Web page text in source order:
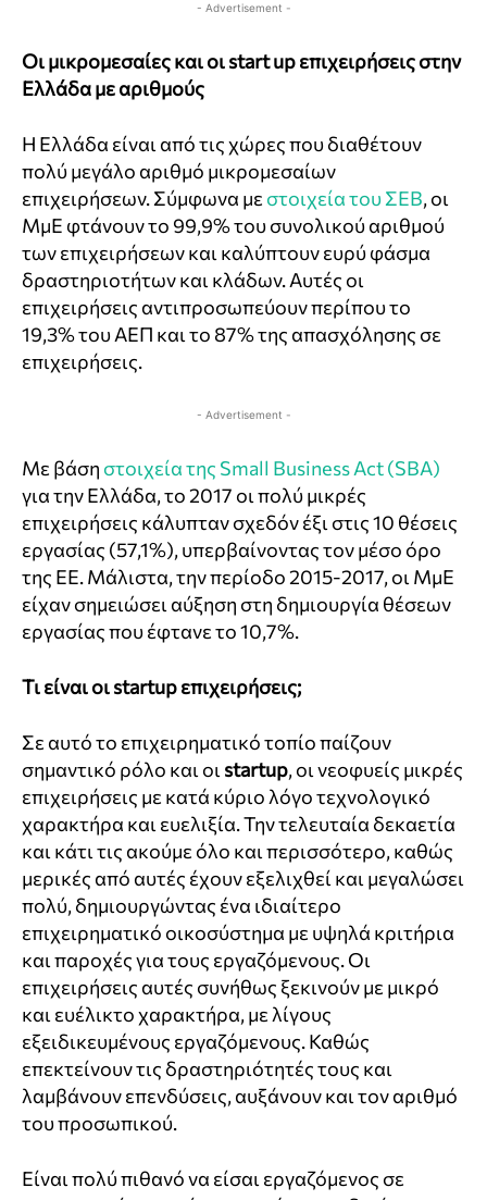
- Advertisement -
Οι μικρομεσαίες και οι start up επιχειρήσεις στην
Ελλάδα με αριθμούς
Η Ελλάδα είναι από τις χώρες που διαθέτουν
πολύ μεγάλο αριθμό μικρομεσαίων
επιχειρήσεων. Σύμφωνα με στοιχεία του ΣΕΒ, οι
ΜμΕ φτάνουν το 99,9% του συνολικού αριθμού
των επιχειρήσεων και καλύπτουν ευρύ φάσμα
δραστηριοτήτων και κλάδων. Αυτές οι
επιχειρήσεις αντιπροσωπεύουν περίπου το
19,3% του ΑΕΠ και το 87% της απασχόλησης σε
επιχειρήσεις.
- Advertisement -
Με βάση στοιχεία της Small Business Act (SBA)
για την Ελλάδα, το 2017 οι πολύ μικρές
επιχειρήσεις κάλυπταν σχεδόν έξι στις 10 θέσεις
εργασίας (57,1%), υπερβαίνοντας τον μέσο όρο
της ΕΕ. Μάλιστα, την περίοδο 2015-2017, οι ΜμΕ
είχαν σημειώσει αύξηση στη δημιουργία θέσεων
εργασίας που έφτανε το 10,7%.
Τι είναι οι startup επιχειρήσεις;
Σε αυτό το επιχειρηματικό τοπίο παίζουν
σημαντικό ρόλο και οι startup, οι νεοφυείς μικρές
επιχειρήσεις με κατά κύριο λόγο τεχνολογικό
χαρακτήρα και ευελιξία. Την τελευταία δεκαετία
και κάτι τις ακούμε όλο και περισσότερο, καθώς
μερικές από αυτές έχουν εξελιχθεί και μεγαλώσει
πολύ, δημιουργώντας ένα ιδιαίτερο
επιχειρηματικό οικοσύστημα με υψηλά κριτήρια
και παροχές για τους εργαζόμενους. Οι
επιχειρήσεις αυτές συνήθως ξεκινούν με μικρό
και ευέλικτο χαρακτήρα, με λίγους
εξειδικευμένους εργαζόμενους. Καθώς
επεκτείνουν τις δραστηριότητές τους και
λαμβάνουν επενδύσεις, αυξάνουν και τον αριθμό
του προσωπικού.
Είναι πολύ πιθανό να είσαι εργαζόμενος σε